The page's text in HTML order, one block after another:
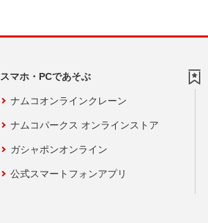
スマホ・PCであそぶ
ナムコオンラインクレーン
ナムコパークス オンラインストア
ガシャポンオンライン
公式スマートフォンアプリ